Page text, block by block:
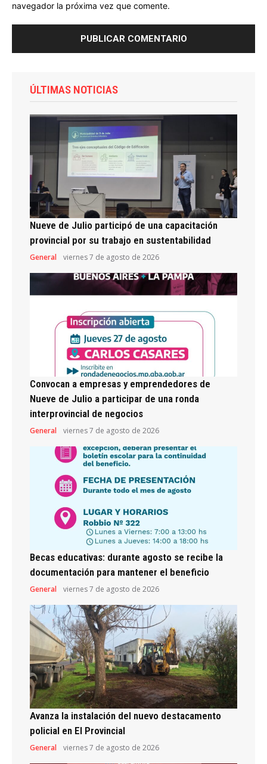
navegador la próxima vez que comente.
ÚLTIMAS NOTICIAS
Nueve de Julio participó de una capacitación
provincial por su trabajo en sustentabilidad
General viernes 7 de agosto de 2026
Convocan a empresas y emprendedores de
Nueve de Julio a participar de una ronda
interprovincial de negocios
General viernes 7 de agosto de 2026
Becas educativas: durante agosto se recibe la
documentación para mantener el beneficio
General viernes 7 de agosto de 2026
Avanza la instalación del nuevo destacamento
policial en El Provincial
General viernes 7 de agosto de 2026